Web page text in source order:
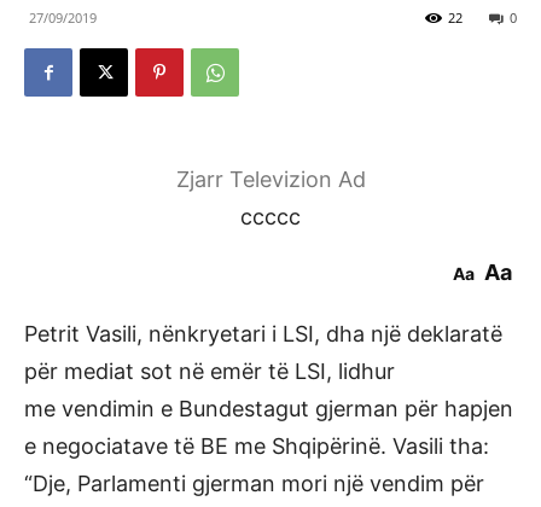
27/09/2019 0
22
Zjarr Televizion Ad
ccccc
Aa Aa
Petrit Vasili, nënkryetari i LSI, dha një deklaratë
për mediat sot në emër të LSI, lidhur
me vendimin e Bundestagut gjerman për hapjen
e negociatave të BE me Shqipërinë. Vasili tha:
“Dje, Parlamenti gjerman mori një vendim për